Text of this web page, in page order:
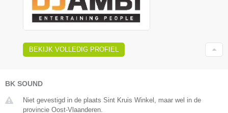
BEKIJK VOLLEDIG PROFIEL
BK SOUND
Niet gevestigd in de plaats Sint Kruis Winkel, maar wel in de
provincie Oost-Vlaanderen.